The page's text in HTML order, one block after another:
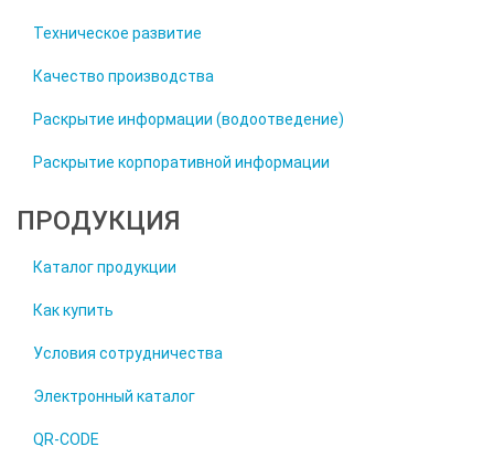
Техническое развитие
Качество производства
Раскрытие информации (водоотведение)
Раскрытие корпоративной информации
ПРОДУКЦИЯ
Каталог продукции
Как купить
Условия сотрудничества
Электронный каталог
QR-CODE